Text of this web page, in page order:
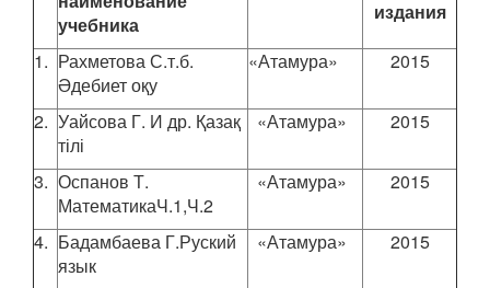
учебника
издания
1. Рахметова С.т.б.
Әдебиет оқу
«Атамура» 2015
2. Уайсова Г. И др. Қазақ
тілі
«Атамура» 2015
3. Оспанов Т.
МатематикаЧ.1,Ч.2
«Атамура» 2015
4. Бадамбаева Г.Руский
язык
«Атамура» 2015